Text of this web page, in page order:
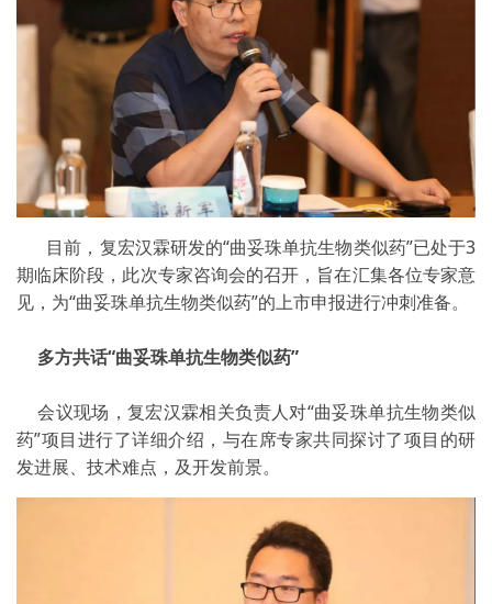
目前，复宏汉霖研发的“曲妥珠单抗生物类似药”已处于3
期临床阶段，此次专家咨询会的召开，旨在汇集各位专家意
见，为“曲妥珠单抗生物类似药”的上市申报进行冲刺准备。
多方共话“曲妥珠单抗生物类似药”
会议现场，复宏汉霖相关负责人对“曲妥珠单抗生物类似
药”项目进行了详细介绍，与在席专家共同探讨了项目的研
发进展、技术难点，及开发前景。